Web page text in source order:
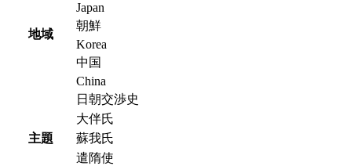
地域
Japan
朝鮮
Korea
中国
China
主題
日朝交渉史
大伴氏
蘇我氏
遣隋使